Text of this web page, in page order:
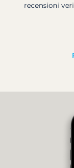
recensioni